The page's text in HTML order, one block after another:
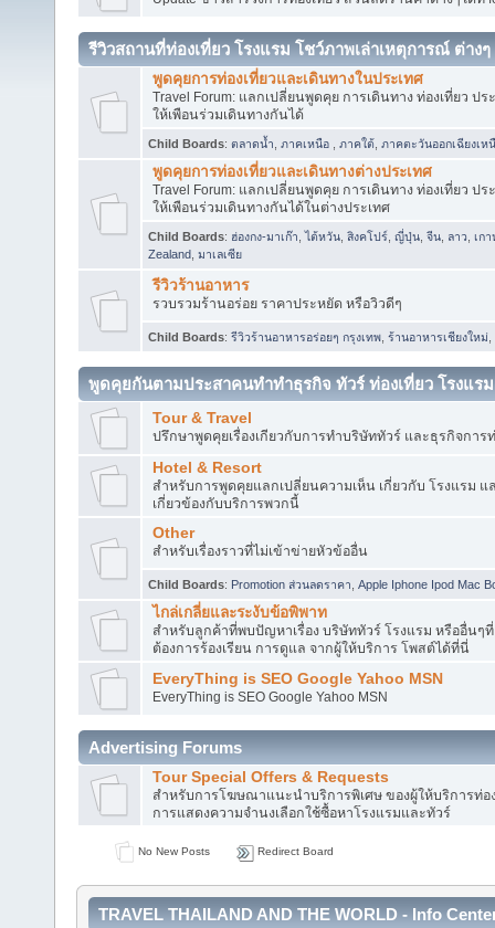
รีวิวสถานที่ท่องเที่ยว โรงแรม โชว์ภาพเล่าเหตุการณ์ ต่างๆ
พูดคุยการท่องเที่ยวและเดินทางในประเทศ
Travel Forum: แลกเปลี่ยนพูดคุย การเดินทาง ท่องเที่ยว ป
ให้เพือนร่วมเดินทางกันได้
Child Boards: ตลาดน้ำ ภาคเหนือ ภาคใต้ ภาคตะวันออกเฉียงเห
พูดคุยการท่องเที่ยวและเดินทางต่างประเทศ
Travel Forum: แลกเปลี่ยนพูดคุย การเดินทาง ท่องเที่ยว ป
ให้เพือนร่วมเดินทางกันได้ในต่างประเทศ
Child Boards: ฮ่องกง-มาเก๊า ,ไต้หวัน สิงคโปร์ ญี่ปุ่น จีน ลาว เก
Zealand มาเลเซีย
รีวิวร้านอาหาร
รวบรวมร้านอร่อย ราคาประหยัด หรือวิวดีๆ
Child Boards: รีวิวร้านอาหารอร่อยๆ กรุงเทพ ร้านอาหารเชียงใหม่
พูดคุยกันตามประสาคนทำทำธุรกิจ ทัวร์ ท่องเที่ยว โรงแรม
Tour & Travel
ปรึกษาพูดคุยเรื่องเกียวกับการทำบริษัททัวร์ และธุรกิจการท่
Hotel & Resort
สำหรับการพูดคุยแลกเปลี่ยนความเห็น เกี่ยวกับ โรงแรม แ
เกี่ยวข้องกับบริการพวกนี้
Other
สำหรับเรื่องราวที่ไม่เข้าข่ายหัวข้ออื่น
Child Boards: Promotion ส่วนลดราคา Apple Iphone Ipod Mac
ไกล่เกลี่ยและระงับข้อพิพาท
สำหรับลูกค้าที่พบปัญหาเรื่อง บริษัททัวร์ โรงแรม หรืออื่นๆที่
ต้องการร้องเรียน การดูแล จากผู้ให้บริการ โพสต์ได้ที่นี่
EveryThing is SEO Google Yahoo MSN
EveryThing is SEO Google Yahoo MSN
Advertising Forums
Tour Special Offers & Requests
สำหรับการโฆษณาแนะนำบริการพิเศษ ของผู้ให้บริการท่อ
การแสดงความจำนงเลือกใช้ซื้อหาโรงแรมและทัวร์
No New Posts Redirect Board
TRAVEL THAILAND AND THE WORLD - Info